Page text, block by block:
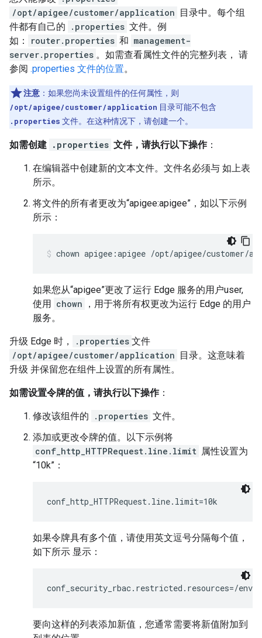
/opt/apigee/customer/application 目录中。每个组
件都有自己的
.properties 文件。例
如：
router.properties 和 management-
server.properties 。如需查看属性文件的完整列表， 请
参阅 .properties 文件的位置。
注意 ：如果您尚未设置组件的任何属性，则
/opt/apigee/customer/application 目录可能不包含
.properties 文件。在这种情况下，请创建一个。
如需创建 .properties 文件，请执行以下操作：
在编辑器中创建新的文本文件。文件名必须与 如上表
所示。
将文件的所有者更改为“apigee:apigee”，如以下示例
所示：
chown apigee:apigee /opt/apigee/customer/
如果您从“apigee”更改了运行 Edge 服务的用户user,
使用 chown
，用于将所有权更改为运行 Edge 的用户
服务。
升级 Edge 时， .properties 文件
/opt/apigee/customer/application 目录。这意味着
升级 并保留您在组件上设置的所有属性。
如需设置令牌的值，请执行以下操作：
修改该组件的 .properties 文件。
添加或更改令牌的值。以下示例将
conf_http_HTTPRequest.line.limit 属性设置为
“10k”：
conf_http_HTTPRequest.line.limit=10k
如果令牌具有多个值，请使用英文逗号分隔每个值，
如下所示 显示：
conf_security_rbac.restricted.resources=/
要向这样的列表添加新值，您通常需要将新值附加到